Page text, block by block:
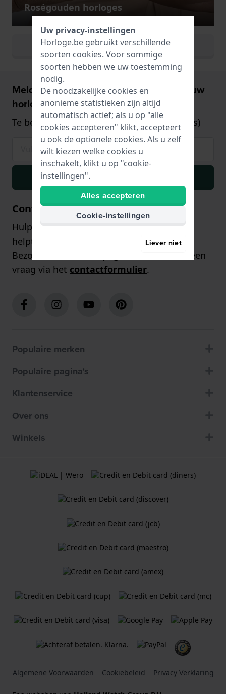
Roségouden horloges
Bekijk alle horlogekleuren
Meld u aan en ontvang €5,- korting op uw
horloge!
Te besteden vanaf €75,- (alleen op horloges)
Contact
Hulp of advies nodig? Onze klantenservice
helpt u graag!
Bezoek onze
of stuur ons een
vraag via het contactformulier.
Populaire merken
Populaire pagina's
Klantenservice
Over ons
Winkels
Algemene Voorwaarden Cookiebeleid Privacy Verklaring
Uw privacy-instellingen
Horloge.be gebruikt verschillende
soorten cookies. Voor sommige
soorten hebben we uw toestemming
nodig.
De noodzakelijke cookies en
anonieme statistieken zijn altijd
automatisch actief; als u op "alle
cookies accepteren" klikt, accepteert
u ook de optionele cookies. Als u zelf
wilt kiezen welke cookies u
inschakelt, klikt u op "cookie-
instellingen".
Alles accepteren
Cookie-instellingen
Liever niet